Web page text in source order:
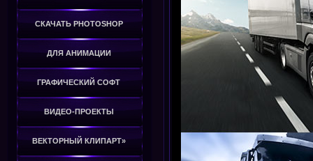
СКАЧАТЬ PHOTOSHOP
ДЛЯ АНИМАЦИИ
ГРАФИЧЕСКИЙ СОФТ
ВИДЕО-ПРОЕКТЫ
ВЕКТОРНЫЙ КЛИПАРТ»